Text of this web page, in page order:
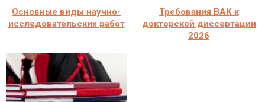
Основные виды научно-
исследовательских работ
Требования ВАК к
докторской диссертации
2026